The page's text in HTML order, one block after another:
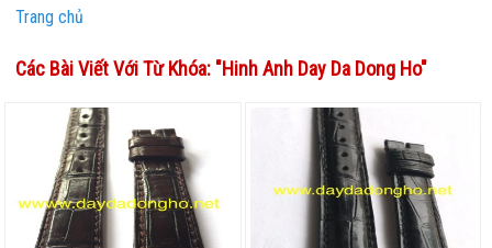
Trang chủ
Các Bài Viết Với Từ Khóa: "Hinh Anh Day Da Dong Ho"